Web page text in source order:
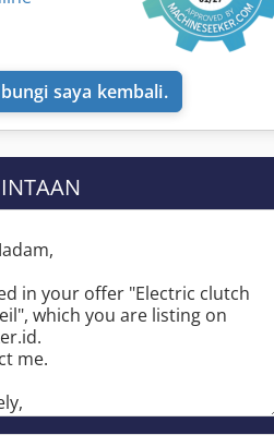
saya kembali.